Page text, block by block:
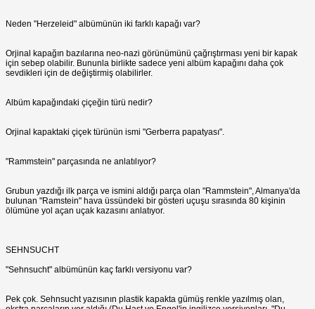
Neden "Herzeleid" albümünün iki farklı kapağı var?
Orjinal kapağın bazılarına neo-nazi görünümünü çağrıştırması yeni bir kapak
için sebep olabilir. Bununla birlikte sadece yeni albüm kapağını daha çok
sevdikleri için de değiştirmiş olabilirler.
Albüm kapağındaki çiçeğin türü nedir?
Orjinal kapaktaki çiçek türünün ismi "Gerberra papatyası".
"Rammstein" parçasında ne anlatılıyor?
Grubun yazdığı ilk parça ve ismini aldığı parça olan "Rammstein", Almanya'da
bulunan "Ramstein" hava üssündeki bir gösteri uçuşu sırasında 80 kişinin
ölümüne yol açan uçak kazasını anlatıyor.
SEHNSUCHT
"Sehnsucht" albümünün kaç farklı versiyonu var?
Pek çok. Sehnsucht yazısının plastik kapakta gümüş renkle yazılmış olan,